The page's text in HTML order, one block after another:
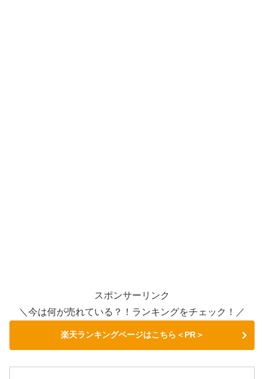
スポンサーリンク
＼今は何が売れている？！ランキングをチェック！／
楽天ランキングページはこちら＜PR＞